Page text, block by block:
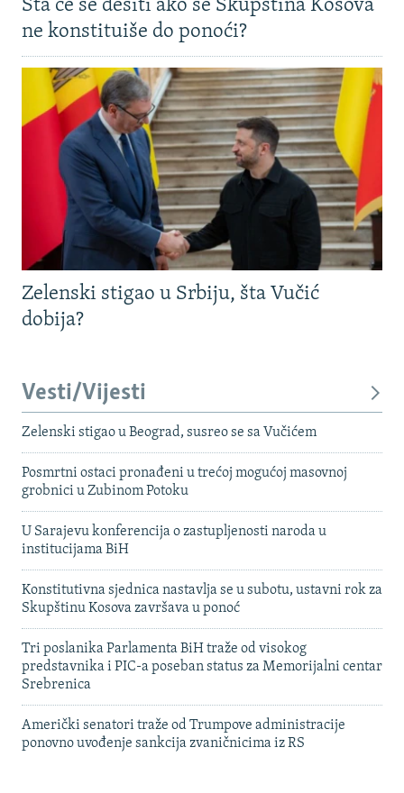
Šta će se desiti ako se Skupština Kosova
ne konstituiše do ponoći?
Zelenski stigao u Srbiju, šta Vučić
dobija?
Vesti/Vijesti
Zelenski stigao u Beograd, susreo se sa Vučićem
Posmrtni ostaci pronađeni u trećoj mogućoj masovnoj
grobnici u Zubinom Potoku
U Sarajevu konferencija o zastupljenosti naroda u
institucijama BiH
Konstitutivna sjednica nastavlja se u subotu, ustavni rok za
Skupštinu Kosova završava u ponoć
Tri poslanika Parlamenta BiH traže od visokog
predstavnika i PIC-a poseban status za Memorijalni centar
Srebrenica
Američki senatori traže od Trumpove administracije
ponovno uvođenje sankcija zvaničnicima iz RS